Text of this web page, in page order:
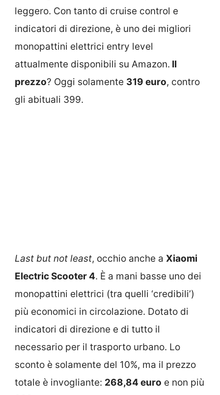
leggero. Con tanto di cruise control e
indicatori di direzione, è uno dei migliori
monopattini elettrici entry level
attualmente disponibili su Amazon. Il
prezzo? Oggi solamente 319 euro, contro
gli abituali 399.
Last but not least, occhio anche a Xiaomi
Electric Scooter 4. È a mani basse uno dei
monopattini elettrici (tra quelli ‘credibili’)
più economici in circolazione. Dotato di
indicatori di direzione e di tutto il
necessario per il trasporto urbano. Lo
sconto è solamente del 10%, ma il prezzo
totale è invogliante: 268,84 euro e non più